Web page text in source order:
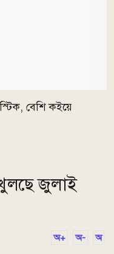
বেশি কইয়ে
জুলাই
অ+ অ- অ